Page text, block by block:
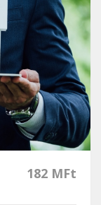
182 MFt